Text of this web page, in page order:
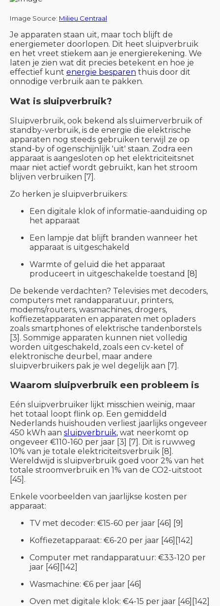
Image Source: Milieu Centraal
Je apparaten staan uit, maar toch blijft de
energiemeter doorlopen. Dit heet sluipverbruik
en het vreet stiekem aan je energierekening. We
laten je zien wat dit precies betekent en hoe je
effectief kunt energie besparen thuis door dit
onnodige verbruik aan te pakken.
Wat is sluipverbruik?
Sluipverbruik, ook bekend als sluimerverbruik of
standby-verbruik, is de energie die elektrische
apparaten nog steeds gebruiken terwijl ze op
stand-by of ogenschijnlijk 'uit' staan. Zodra een
apparaat is aangesloten op het elektriciteitsnet
maar niet actief wordt gebruikt, kan het stroom
blijven verbruiken [7].
Zo herken je sluipverbruikers:
Een digitale klok of informatie-aanduiding op
het apparaat
Een lampje dat blijft branden wanneer het
apparaat is uitgeschakeld
Warmte of geluid die het apparaat
produceert in uitgeschakelde toestand [8]
De bekende verdachten? Televisies met decoders,
computers met randapparatuur, printers,
modems/routers, wasmachines, drogers,
koffiezetapparaten en apparaten met opladers
zoals smartphones of elektrische tandenborstels
[3]. Sommige apparaten kunnen niet volledig
worden uitgeschakeld, zoals een cv-ketel of
elektronische deurbel, maar andere
sluipverbruikers pak je wel degelijk aan [7].
Waarom sluipverbruik een probleem is
Eén sluipverbruiker lijkt misschien weinig, maar
het totaal loopt flink op. Een gemiddeld
Nederlands huishouden verliest jaarlijks ongeveer
450 kWh aan sluipverbruik, wat neerkomt op
ongeveer €110-160 per jaar [3] [7]. Dit is ruwweg
10% van je totale elektriciteitsverbruik [8].
Wereldwijd is sluipverbruik goed voor 2% van het
totale stroomverbruik en 1% van de CO2-uitstoot
[45].
Enkele voorbeelden van jaarlijkse kosten per
apparaat:
TV met decoder: €15-60 per jaar [46] [9]
Koffiezetapparaat: €6-20 per jaar [46][142]
Computer met randapparatuur: €33-120 per
jaar [46][142]
Wasmachine: €6 per jaar [46]
Oven met digitale klok: €4-15 per jaar [46][142]